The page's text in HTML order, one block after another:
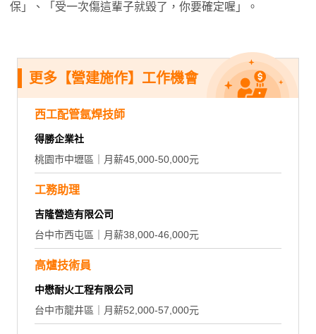
保」、「受一次傷這輩子就毀了，你要確定喔」。
更多【營建施作】工作機會
西工配管氬焊技師
得勝企業社
桃園市中壢區｜月薪45,000-50,000元
工務助理
吉隆營造有限公司
台中市西屯區｜月薪38,000-46,000元
高爐技術員
中懋耐火工程有限公司
台中市龍井區｜月薪52,000-57,000元